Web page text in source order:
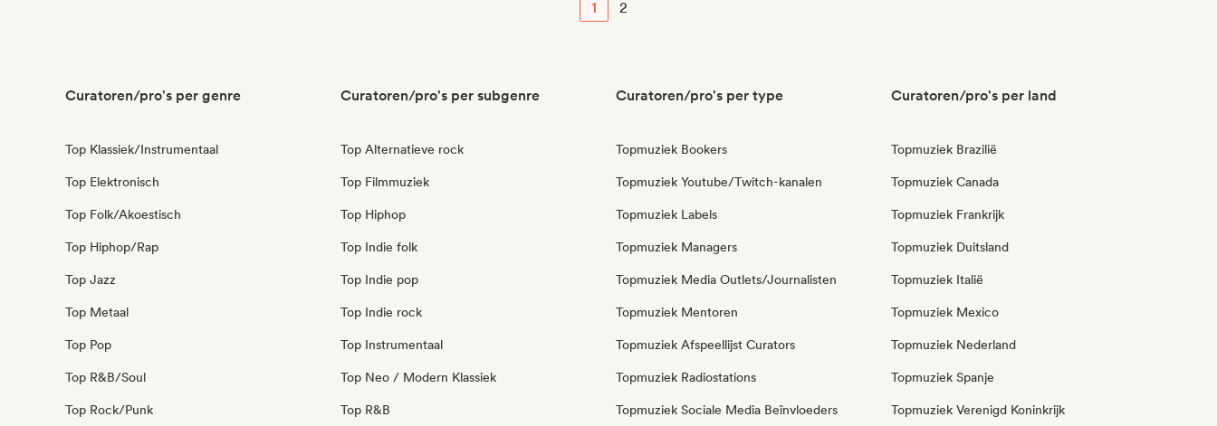
1 2
Curatoren/pro's per genre
Top Klassiek/Instrumentaal
Top Elektronisch
Top Folk/Akoestisch
Top Hiphop/Rap
Top Jazz
Top Metaal
Top Pop
Top R&B/Soul
Top Rock/Punk
Curatoren/pro's per subgenre
Top Alternatieve rock
Top Filmmuziek
Top Hiphop
Top Indie folk
Top Indie pop
Top Indie rock
Top Instrumentaal
Top Neo / Modern Klassiek
Top R&B
Curatoren/pro's per type
Topmuziek Bookers
Topmuziek Youtube/Twitch-kanalen
Topmuziek Labels
Topmuziek Managers
Topmuziek Media Outlets/Journalisten
Topmuziek Mentoren
Topmuziek Afspeellijst Curators
Topmuziek Radiostations
Topmuziek Sociale Media Beïnvloeders
Curatoren/pro's per land
Topmuziek Brazilië
Topmuziek Canada
Topmuziek Frankrijk
Topmuziek Duitsland
Topmuziek Italië
Topmuziek Mexico
Topmuziek Nederland
Topmuziek Spanje
Topmuziek Verenigd Koninkrijk